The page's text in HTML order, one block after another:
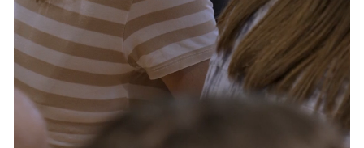
Servizi e accessibilità
Contatti
FAQ
Biglietti